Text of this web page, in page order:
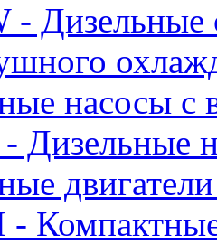
- Дизельные
насосы
Дизельные